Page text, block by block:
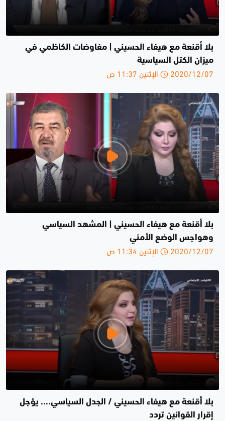
بلا أقنعة مع هيفاء الحسيني | مفاوضات الكاظمي في
ميزان الكتل السياسية
2020/12/07 الإثنين 11:37 ص
بلا أقنعة مع هيفاء الحسيني | المشهد السياسي
وهواجس الوضع الأمني
2020/12/07 الإثنين 11:34 ص
بلا أقنعة مع هيفاء الحسيني / الجدل السياسي.... يؤجل
إقرار القوانين ‎تردد